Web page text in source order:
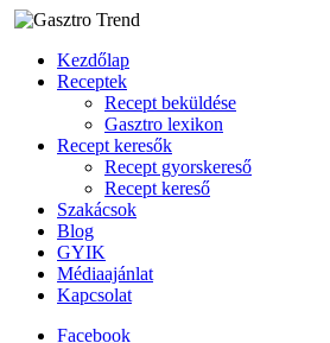
Kezdőlap
Receptek
Recept beküldése
Gasztro lexikon
Recept keresők
Recept gyorskereső
Recept kereső
Szakácsok
Blog
GYIK
Médiaajánlat
Kapcsolat
Facebook